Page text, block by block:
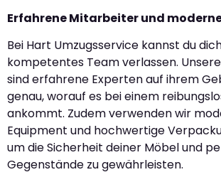
Erfahrene Mitarbeiter und
Bei Hart Umzugsservice kannst du
kompetentes Team verlassen.
sind erfahrene Experten auf ihrem
genau, worauf es bei einem
ankommt. Zudem verwenden wir
Equipment und hochwertige
um die Sicherheit deiner Möbel und
Gegenstände zu gewährleisten.